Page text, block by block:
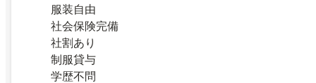
服装自由
社会保険完備
社割あり
制服貸与
学歴不問